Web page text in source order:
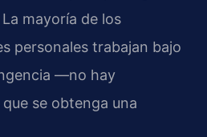
mayoría de los
personales trabajan bajo
—no hay
se obtenga una